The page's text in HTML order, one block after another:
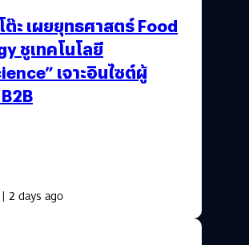
ต๊ะ เผยยุทธศาสตร์ Food
ชูเทคโนโลยี
เจาะอินไซต์ผู้
| 2 days ago